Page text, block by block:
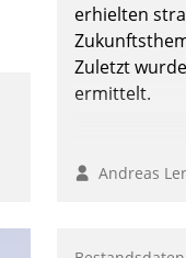
erhielten
Zuletzt
ermittelt.
Andreas